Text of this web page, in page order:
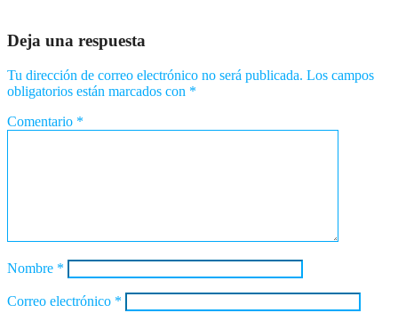
Deja una respuesta
Tu dirección de correo electrónico no será publicada. Los campos
obligatorios están marcados con *
Comentario *
Nombre *
Correo electrónico *